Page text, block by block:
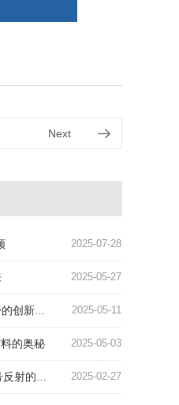
Next
2025-07-28
2025-05-27
2025-05-11
新应用
2025-05-03
的奥秘
2025-02-27
键技术